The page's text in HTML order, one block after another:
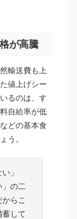
が高騰
輸送費も上
値上げシー
るのは、す
自給率が低
どの基本食
う。
」
」の二
らこ
して